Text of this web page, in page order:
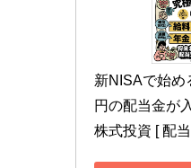
新NISAで始め
円の配当金が
株式投資 [ 配